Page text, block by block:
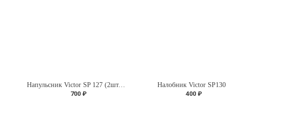
Напульсник Victor SP 127 (2шт. в упаковке)
700 ₽
Налобник Victor SP130
400 ₽